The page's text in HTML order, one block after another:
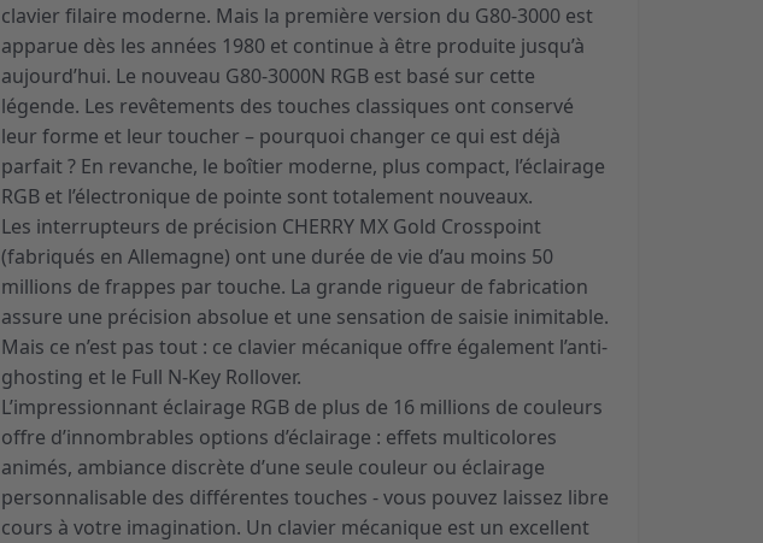
clavier filaire moderne. Mais la première version du G80-3000 est
apparue dès les années 1980 et continue à être produite jusqu’à
aujourd’hui. Le nouveau G80-3000N RGB est basé sur cette
légende. Les revêtements des touches classiques ont conservé
leur forme et leur toucher – pourquoi changer ce qui est déjà
parfait ? En revanche, le boîtier moderne, plus compact, l’éclairage
RGB et l’électronique de pointe sont totalement nouveaux.
Les interrupteurs de précision CHERRY MX Gold Crosspoint
(fabriqués en Allemagne) ont une durée de vie d’au moins 50
millions de frappes par touche. La grande rigueur de fabrication
assure une précision absolue et une sensation de saisie inimitable.
Mais ce n’est pas tout : ce clavier mécanique offre également l’anti-
ghosting et le Full N-Key Rollover.
L’impressionnant éclairage RGB de plus de 16 millions de couleurs
offre d’innombrables options d’éclairage : effets multicolores
animés, ambiance discrète d’une seule couleur ou éclairage
personnalisable des différentes touches - vous pouvez laissez libre
cours à votre imagination. Un clavier mécanique est un excellent